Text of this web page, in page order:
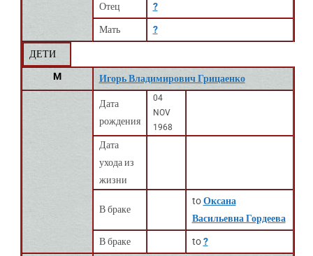
Отец ?
Мать ?
ДЕТИ
M
Игорь Владимирович Грицаенко
Дата
рождения
04
NOV
1968
Дата
ухода из
жизни
В браке
toОксана
Васильевна Гордеева
В браке to?